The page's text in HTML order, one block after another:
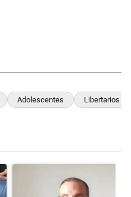
Adolescentes Libertarios
título "Irán nombró al ideólogo